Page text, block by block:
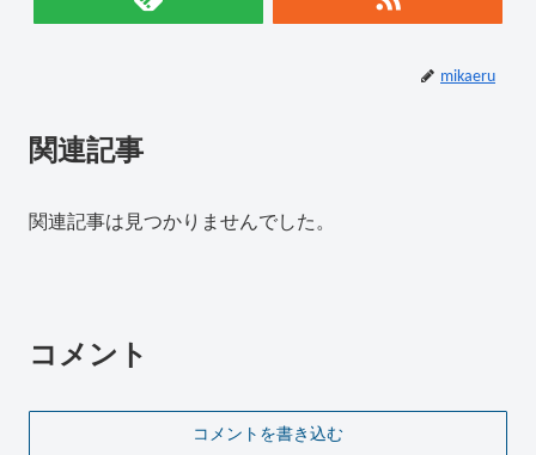
mikaeru
関連記事
関連記事は見つかりませんでした。
コメント
コメントを書き込む